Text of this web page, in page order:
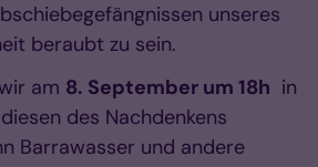
unseres
beraubt zu sein.
am 8. September um 18h in
des Nachdenkens
Barrawasser und andere